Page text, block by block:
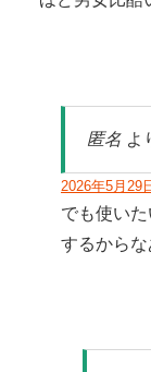
匿名 よ
2026年5月29
でも使い
するからな